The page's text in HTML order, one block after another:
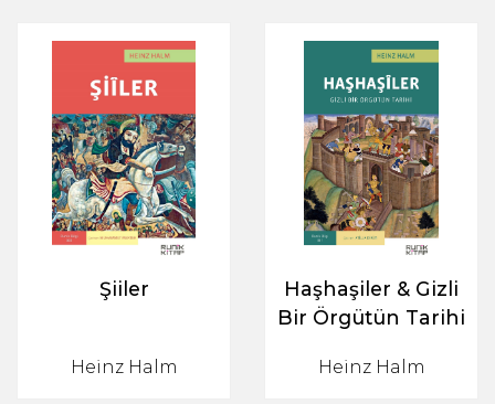
Şiiler
Heinz Halm
Haşhaşiler & Gizli
Bir Örgütün Tarihi
Heinz Halm